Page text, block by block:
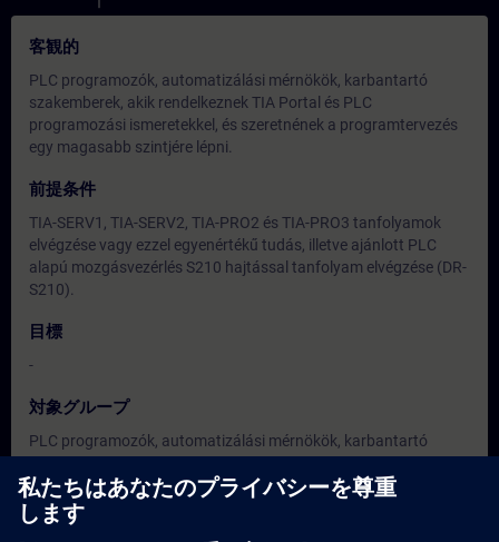
客観的
PLC programozók, automatizálási mérnökök, karbantartó
szakemberek, akik rendelkeznek TIA Portal és PLC
programozási ismeretekkel, és szeretnének a programtervezés
egy magasabb szintjére lépni.
前提条件
TIA-SERV1, TIA-SERV2, TIA-PRO2 és TIA-PRO3 tanfolyamok
elvégzése vagy ezzel egyenértékű tudás, illetve ajánlott PLC
alapú mozgásvezérlés S210 hajtással tanfolyam elvégzése (DR-
S210).
目標
-
対象グループ
PLC programozók, automatizálási mérnökök, karbantartó
programozási ismeretekkel, és szeretnének a programtervezés
egy magasabb szintjére lépni.